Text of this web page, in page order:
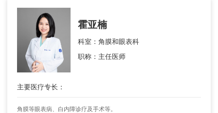
霍亚楠
科室：角膜和眼表科
职称：主任医师
主要医疗专长：
角膜等眼表病、白内障诊疗及手术等。